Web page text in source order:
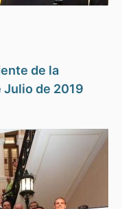
de la
Julio de 2019